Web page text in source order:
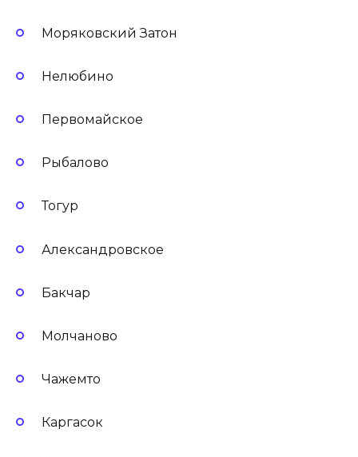
Моряковский Затон
Нелюбино
Первомайское
Рыбалово
Тогур
Александровское
Бакчар
Молчаново
Чажемто
Каргасок